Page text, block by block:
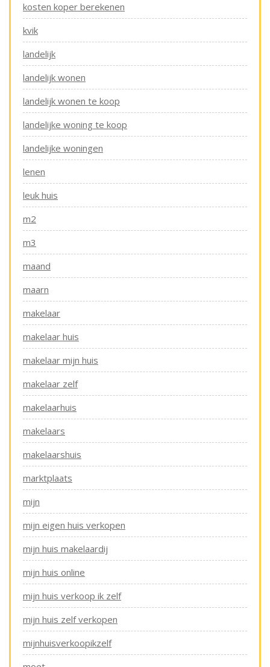
kosten koper berekenen
kvik
landelijk
landelijk wonen
landelijk wonen te koop
landelijke woning te koop
landelijke woningen
lenen
leuk huis
m2
m3
maand
maarn
makelaar
makelaar huis
makelaar mijn huis
makelaar zelf
makelaarhuis
makelaars
makelaarshuis
marktplaats
mijn
mijn eigen huis verkopen
mijn huis makelaardij
mijn huis online
mijn huis verkoop ik zelf
mijn huis zelf verkopen
mijnhuisverkoopikzelf